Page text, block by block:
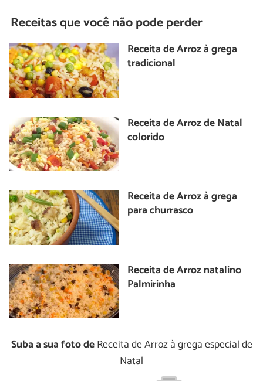
Receitas que você não pode perder
Receita de Arroz à grega
tradicional
Receita de Arroz de Natal
colorido
Receita de Arroz à grega
para churrasco
Receita de Arroz natalino
Palmirinha
Suba a sua foto deReceita de Arroz à grega especial de
Natal